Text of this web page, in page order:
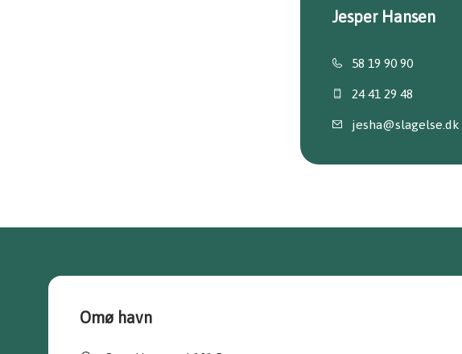
Jesper Hansen
58 19 90 90
24 41 29 48
jesha@slagelse.dk
Omø havn